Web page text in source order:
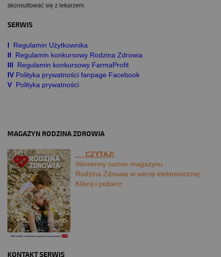
skonsultować się z lekarzem.
SERWIS
I Regulamin Użytkownika
II
Regulamin konkursowy Rodzina Zdrowia
III
Regulamin konkursowy FarmaProfit
IV Polityka prywatności fanpage Facebook
V Polityka prywatności
MAGAZYN RODZINA ZDROWIA
CZYTAJ!
Wiosenny numer magazynu
Rodzina Zdrowia w wersji elektronicznej.
Kliknij i pobierz.
KONTAKT SERWIS